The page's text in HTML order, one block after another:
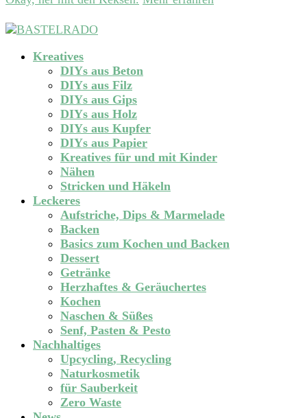
Kreatives
DIYs aus Beton
DIYs aus Filz
DIYs aus Gips
DIYs aus Holz
DIYs aus Kupfer
DIYs aus Papier
Kreatives für und mit Kinder
Nähen
Stricken und Häkeln
Leckeres
Aufstriche, Dips & Marmelade
Backen
Basics zum Kochen und Backen
Dessert
Getränke
Herzhaftes & Geräuchertes
Kochen
Naschen & Süßes
Senf, Pasten & Pesto
Nachhaltiges
Upcycling, Recycling
Naturkosmetik
für Sauberkeit
Zero Waste